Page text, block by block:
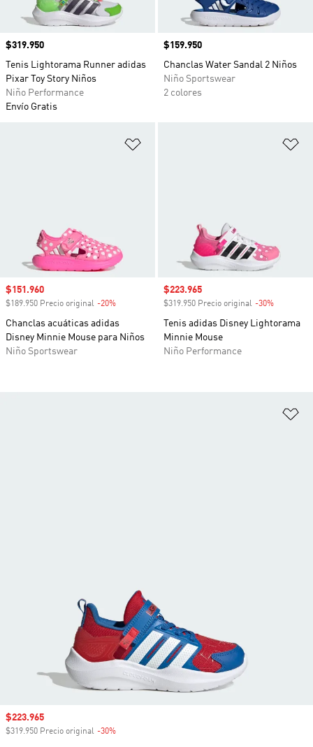
Precio
$319.950
Tenis Lightorama Runner adidas
Pixar Toy Story Niños
Niño Performance
Envío Gratis
Precio
$159.950
Chanclas Water Sandal 2 Niños
Niño Sportswear
2 colores
Precio de venta
$151.960
$189.950 Precio original -20%
Chanclas acuáticas adidas
Disney Minnie Mouse para Niños
Niño Sportswear
Precio de venta
$223.965
$319.950 Precio original -30%
Tenis adidas Disney Lightorama
Minnie Mouse
Niño Performance
Precio de venta
$223.965
$319.950 Precio original -30%